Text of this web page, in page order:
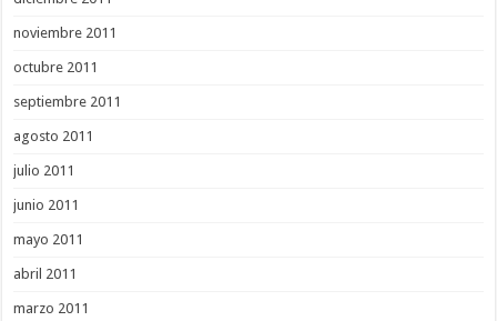
noviembre 2011
octubre 2011
septiembre 2011
agosto 2011
julio 2011
junio 2011
mayo 2011
abril 2011
marzo 2011